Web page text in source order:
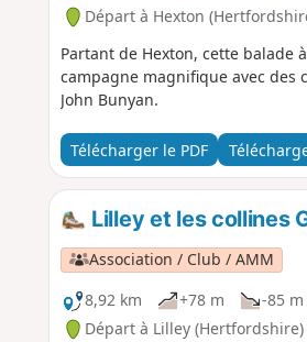
Départ à Hexton
Partant de Hexton, cette
campagne magnifique avec des
John Bunyan.
Télécharger le PDF
Lilley et les collines
Association / Club / AMM
8,92 km
+78 m -85 m
Départ à Lilley (Hertfordshire)